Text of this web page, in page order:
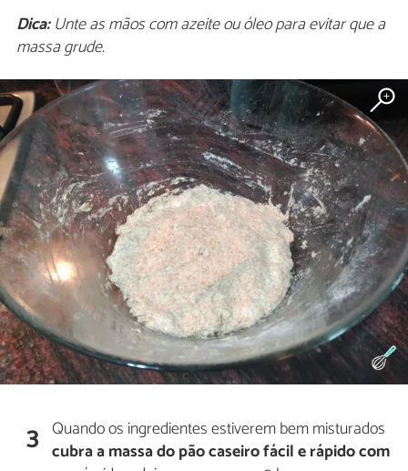
Dica:Unte as mãos com azeite ou óleo para evitar que a
massa grude.
3 Quando os ingredientes estiverem bem misturados
cubra a massa do pão caseiro fácil e rápido com